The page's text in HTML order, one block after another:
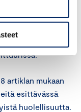
artiklan mukaan
artiklan mukaan
esittävässä
huolellisuutta.